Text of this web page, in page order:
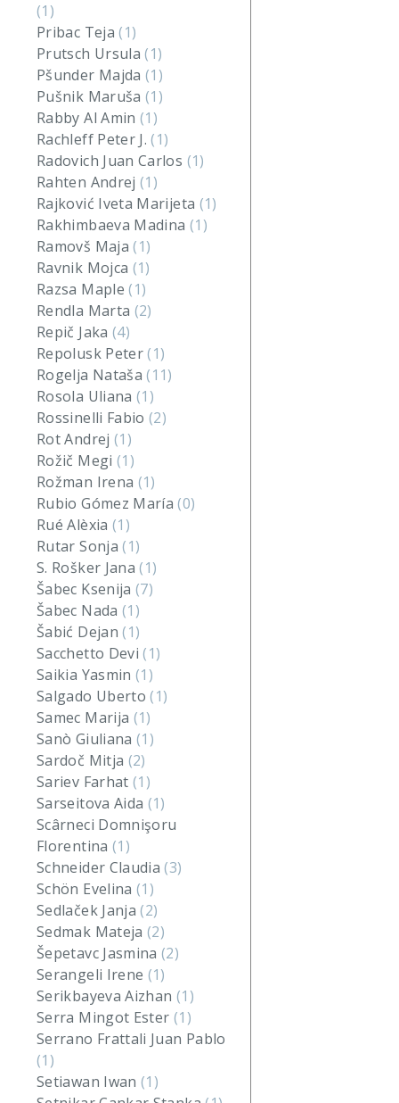
(1)
Pribac Teja(1)
Prutsch Ursula(1)
Pšunder Majda(1)
Pušnik Maruša(1)
Rabby Al Amin(1)
Rachleff Peter J.(1)
Radovich Juan Carlos (1)
Rahten Andrej(1)
Rajković Iveta Marijeta (1)
Rakhimbaeva Madina (1)
Ramovš Maja(1)
Ravnik Mojca (1)
Razsa Maple(1)
Rendla Marta (2)
Repič Jaka (4)
Repolusk Peter(1)
Rogelja Nataša(11)
Rosola Uliana(1)
Rossinelli Fabio(2)
Rot Andrej (1)
Rožič Megi (1)
Rožman Irena (1)
Rubio Gómez María(0)
Rué Alèxia (1)
Rutar Sonja(1)
S. Rošker Jana(1)
Šabec Ksenija(7)
Šabec Nada (1)
Šabić Dejan(1)
Sacchetto Devi(1)
Saikia Yasmin(1)
Salgado Uberto(1)
Samec Marija (1)
Sanò Giuliana(1)
Sardoč Mitja (2)
Sariev Farhat(1)
Sarseitova Aida (1)
Scârneci Domnişoru
Florentina (1)
Schneider Claudia(3)
Schön Evelina(1)
Sedlaček Janja(2)
Sedmak Mateja(2)
Šepetavc Jasmina(2)
Serangeli Irene (1)
Serikbayeva Aizhan (1)
Serra Mingot Ester (1)
Serrano Frattali Juan Pablo
(1)
Setiawan Iwan(1)